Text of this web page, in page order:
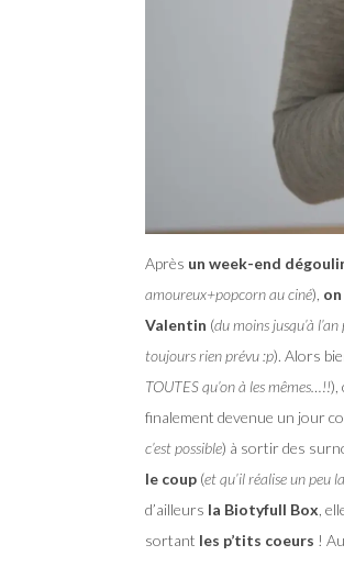
Après un week-end
amoureux+popcorn au ciné),
Valentin (du moins jusqu’à
toujours rien prévu :p). Alors
TOUTES qu’on à les mêmes…!!),
finalement devenue un jour
c’est possible) à sortir des
le coup (et qu’il réalise un peu
d’ailleurs la Biotyfull Box ,
sortant les p’tits coeurs !